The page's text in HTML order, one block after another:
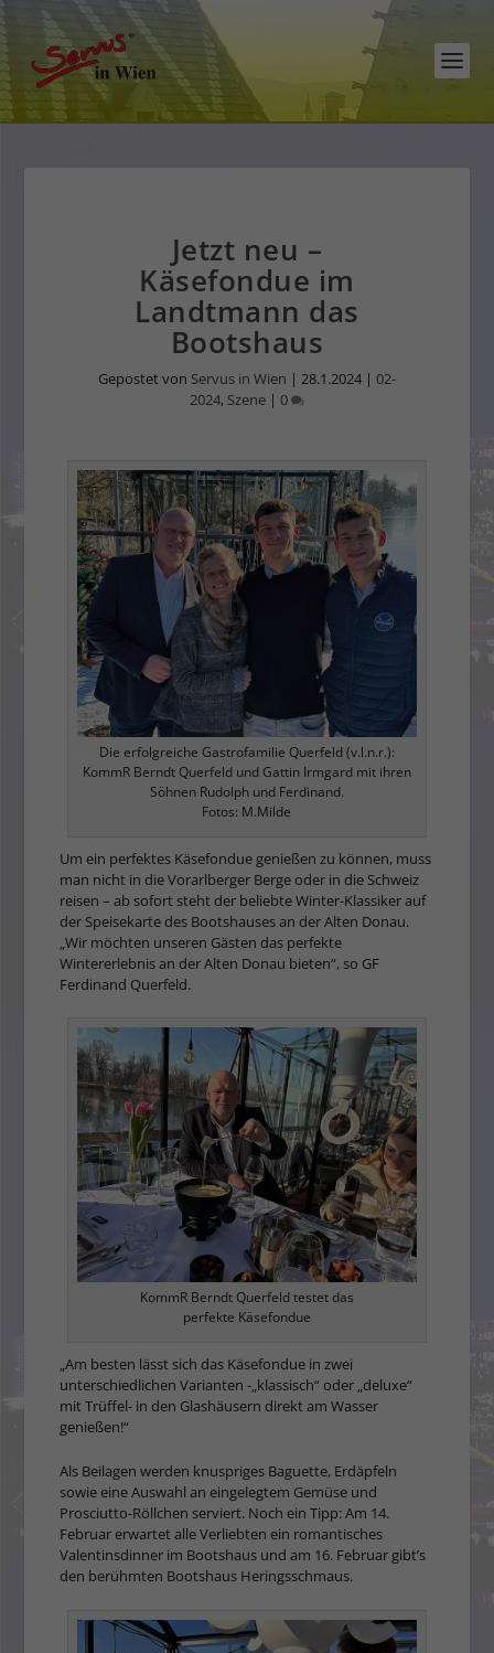
Jetzt neu –
Käsefondue im
Landtmann das
Bootshaus
Gepostet von Servus in Wien | 28.1.2024 | 02-
2024, Szene | 0
Die erfolgreiche Gastrofamilie Querfeld (v.l.n.r.):
KommR Berndt Querfeld und Gattin Irmgard mit ihren
Söhnen Rudolph und Ferdinand.
Fotos: M.Milde
Um ein perfektes Käsefondue genießen zu können, muss
man nicht in die Vorarlberger Berge oder in die Schweiz
reisen – ab sofort steht der beliebte Winter-Klassiker auf
der Speisekarte des Bootshauses an der Alten Donau.
„Wir möchten unseren Gästen das perfekte
Wintererlebnis an der Alten Donau bieten“, so GF
Ferdinand Querfeld.
KommR Berndt Querfeld testet das
perfekte Käsefondue
„Am besten lässt sich das Käsefondue in zwei
unterschiedlichen Varianten -„klassisch“ oder „deluxe“
mit Trüffel- in den Glashäusern direkt am Wasser
genießen!“
Als Beilagen werden knuspriges Baguette, Erdäpfeln
sowie eine Auswahl an eingelegtem Gemüse und
Prosciutto-Röllchen serviert. Noch ein Tipp: Am 14.
Februar erwartet alle Verliebten ein romantisches
Valentinsdinner im Bootshaus und am 16. Februar gibt’s
den berühmten Bootshaus Heringsschmaus.